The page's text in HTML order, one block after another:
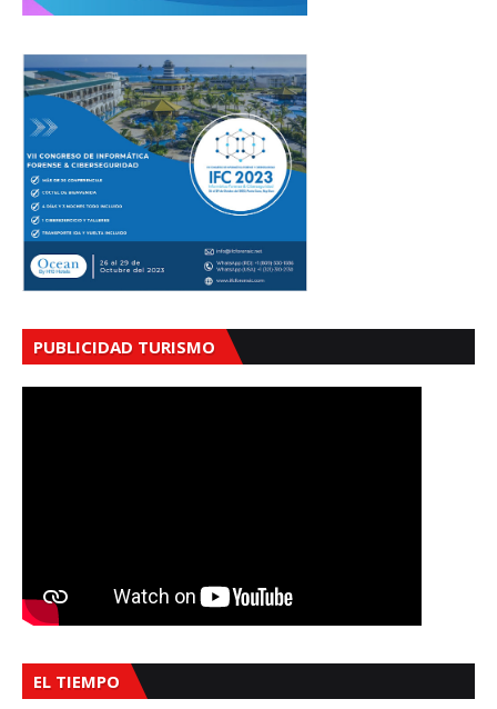
PUBLICIDAD TURISMO
EL TIEMPO